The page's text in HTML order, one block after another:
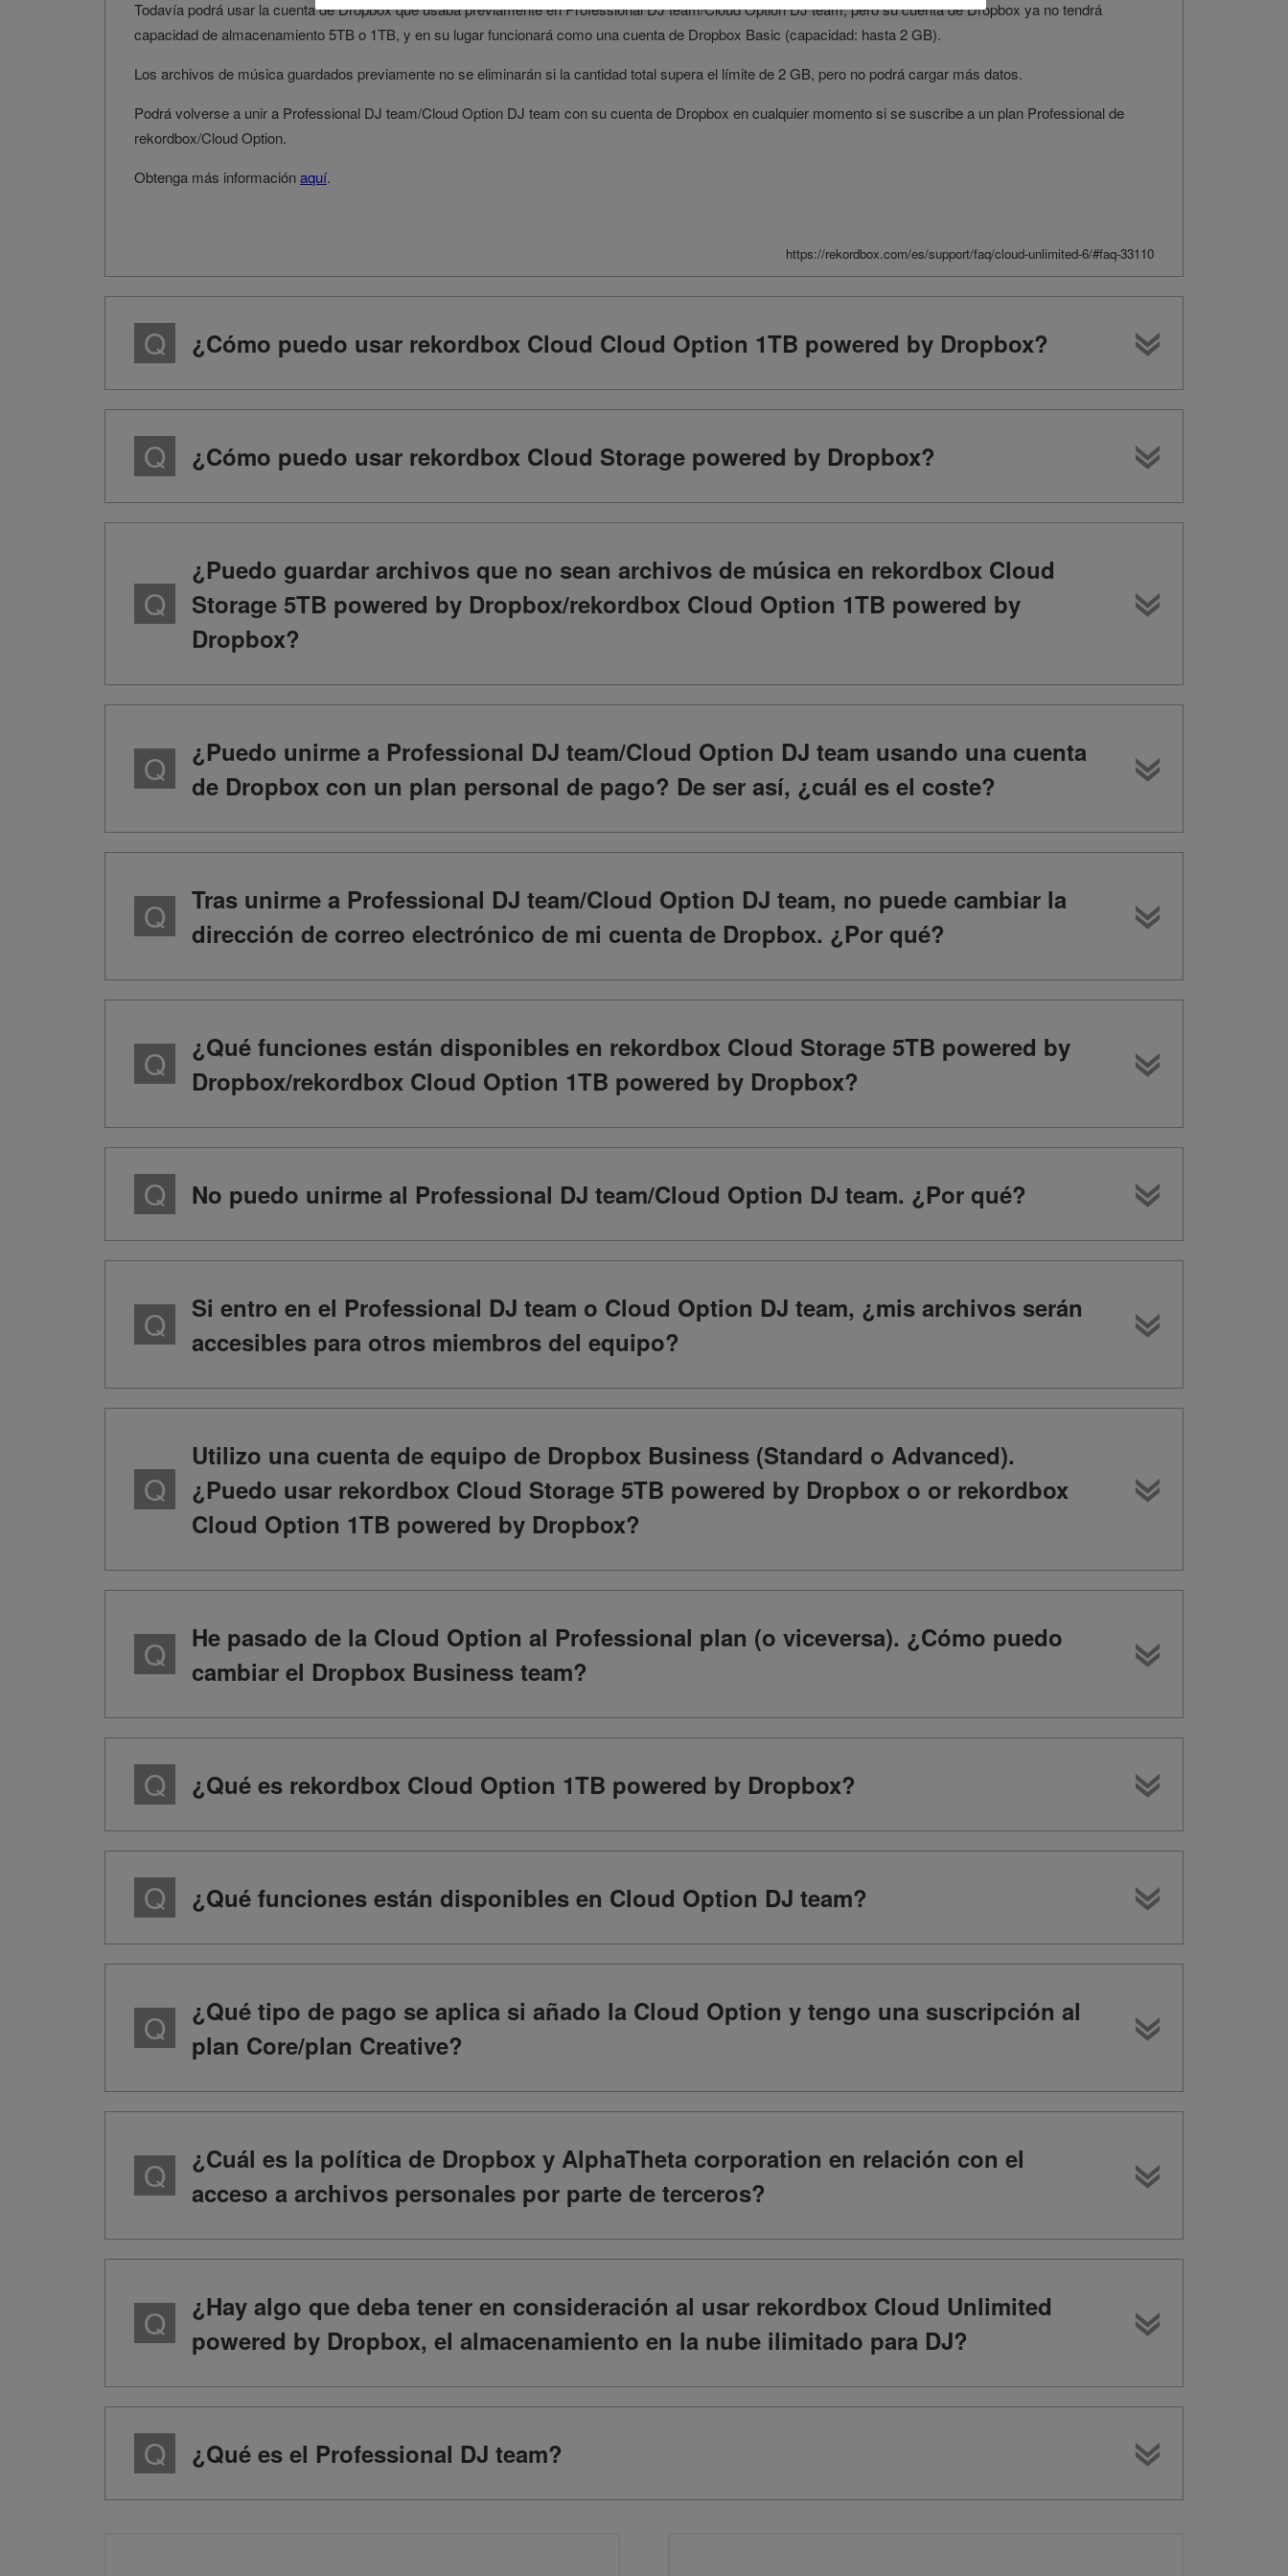
Todavía podrá usar la cuenta de Dropbox que usaba previamente en Professional DJ team/Cloud Option DJ team, pero su cuenta de Dropbox ya no tendrá
capacidad de almacenamiento 5TB o 1TB, y en su lugar funcionará como una cuenta de Dropbox Basic (capacidad: hasta 2 GB).
Los archivos de música guardados previamente no se eliminarán si la cantidad total supera el límite de 2 GB, pero no podrá cargar más datos.
Podrá volverse a unir a Professional DJ team/Cloud Option DJ team con su cuenta de Dropbox en cualquier momento si se suscribe a un plan Professional de
rekordbox/Cloud Option.
Obtenga más informaciónaquí.
https://rekordbox.com/es/support/faq/cloud-unlimited-6/#faq-33110
¿Cómo puedo usar rekordbox Cloud Cloud Option 1TB powered by Dropbox?
¿Cómo puedo usar rekordbox Cloud Storage powered by Dropbox?
¿Puedo guardar archivos que no sean archivos de música en rekordbox Cloud
Storage 5TB powered by Dropbox/rekordbox Cloud Option 1TB powered by
Dropbox?
¿Puedo unirme a Professional DJ team/Cloud Option DJ team usando una cuenta
de Dropbox con un plan personal de pago? De ser así, ¿cuál es el coste?
Tras unirme a Professional DJ team/Cloud Option DJ team, no puede cambiar la
dirección de correo electrónico de mi cuenta de Dropbox. ¿Por qué?
¿Qué funciones están disponibles en rekordbox Cloud Storage 5TB powered by
Dropbox/rekordbox Cloud Option 1TB powered by Dropbox?
No puedo unirme al Professional DJ team/Cloud Option DJ team. ¿Por qué?
Si entro en el Professional DJ team o Cloud Option DJ team, ¿mis archivos serán
accesibles para otros miembros del equipo?
Utilizo una cuenta de equipo de Dropbox Business (Standard o Advanced).
¿Puedo usar rekordbox Cloud Storage 5TB powered by Dropbox o or rekordbox
Cloud Option 1TB powered by Dropbox?
He pasado de la Cloud Option al Professional plan (o viceversa). ¿Cómo puedo
cambiar el Dropbox Business team?
¿Qué es rekordbox Cloud Option 1TB powered by Dropbox?
¿Qué funciones están disponibles en Cloud Option DJ team?
¿Qué tipo de pago se aplica si añado la Cloud Option y tengo una suscripción al
plan Core/plan Creative?
¿Cuál es la política de Dropbox y AlphaTheta corporation en relación con el
acceso a archivos personales por parte de terceros?
¿Hay algo que deba tener en consideración al usar rekordbox Cloud Unlimited
powered by Dropbox, el almacenamiento en la nube ilimitado para DJ?
¿Qué es el Professional DJ team?